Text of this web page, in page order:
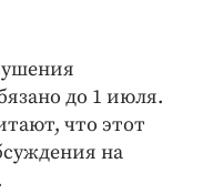
до 1 июля.
что этот
на